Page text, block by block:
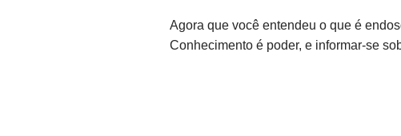
Agora que você entendeu o que é
Conhecimento é poder, e informar-se